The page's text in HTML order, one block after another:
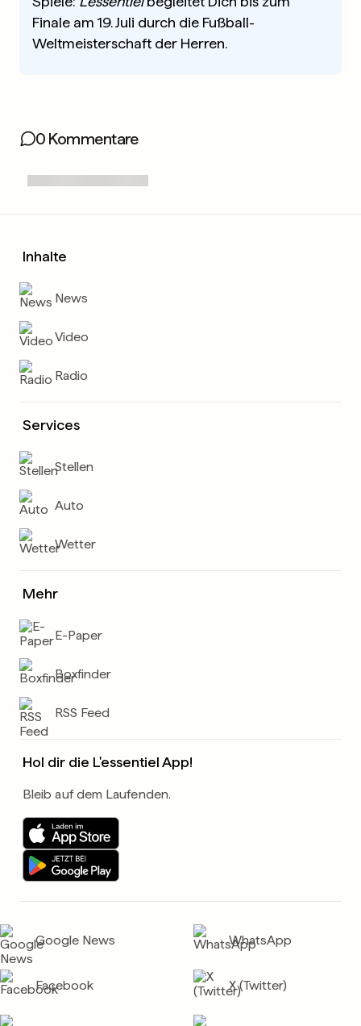
Finale am 19. Juli durch die Fußball-
Weltmeisterschaft der Herren.
0 Kommentare
Inhalte
News
Video
Radio
Services
Stellen
Auto
Wetter
Mehr
E-Paper
Boxfinder
RSS Feed
Hol dir die L'essentiel App!
Bleib auf dem Laufenden.
Google News WhatsApp
Facebook X (Twitter)